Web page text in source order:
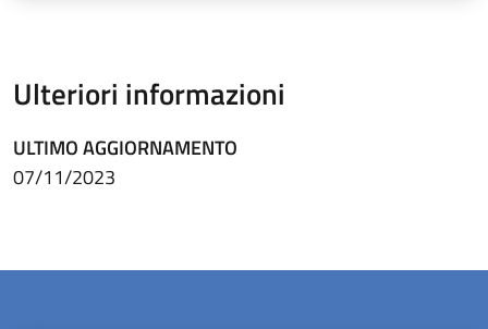
Ulteriori informazioni
ULTIMO AGGIORNAMENTO
07/11/2023